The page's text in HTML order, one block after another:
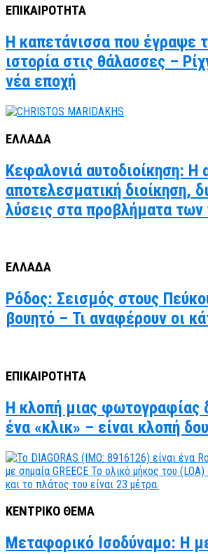
ΕΠΙΚΑΙΡΟΤΗΤΑ
Η καπετάνισσα που έγραψε
ιστορία στις θάλασσες –
νέα εποχή
ΕΛΛΑΔΑ
Κεφαλονιά αυτοδιοίκηση: Η
αποτελεσματική διοίκηση,
λύσεις στα προβλήματα των
ΕΛΛΑΔΑ
Ρόδος: Σεισμός στους
βουητό – Τι αναφέρουν οι
ΕΠΙΚΑΙΡΟΤΗΤΑ
Η κλοπή μιας φωτογραφίας
ένα «κλικ» – είναι κλοπή
ΚΕΝΤΡΙΚΟ ΘΕΜΑ
Μεταφορικό Ισοδύναμο: Η